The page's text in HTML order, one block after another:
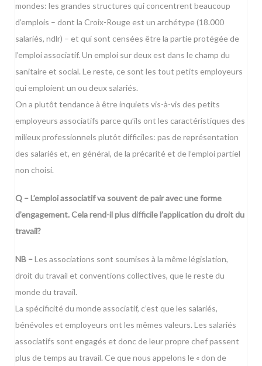
mondes: les grandes structures qui concentrent beaucoup
d’emplois – dont la Croix-Rouge est un archétype (18.000
salariés, ndlr) – et qui sont censées être la partie protégée de
l’emploi associatif. Un emploi sur deux est dans le champ du
sanitaire et social. Le reste, ce sont les tout petits employeurs
qui emploient un ou deux salariés.
On a plutôt tendance à être inquiets vis-à-vis des petits
employeurs associatifs parce qu’ils ont les caractéristiques des
milieux professionnels plutôt difficiles: pas de représentation
des salariés et, en général, de la précarité et de l’emploi partiel
non choisi.
Q – L’emploi associatif va souvent de pair avec une forme
d’engagement. Cela rend-il plus difficile l’application du droit du
travail?
NB –Les associations sont soumises à la même législation,
droit du travail et conventions collectives, que le reste du
monde du travail.
La spécificité du monde associatif, c’est que les salariés,
bénévoles et employeurs ont les mêmes valeurs. Les salariés
associatifs sont engagés et donc de leur propre chef passent
plus de temps au travail. Ce que nous appelons le « don de